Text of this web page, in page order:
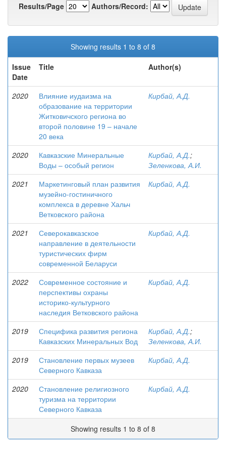
Results/Page
Authors/Record:
Showing results 1 to 8 of 8
Issue
Date
Title Author(s)
2020
Влияние иудаизма на
образование на территории
Житковичского региона во
второй половине 19 – начале
20 века
Кирбай, А.Д.
2020
Кавказские Минеральные
Воды – особый регион
Кирбай, А.Д.;
Зеленкова, А.И.
2021
Маркетинговый план развития
музейно-гостиничного
комплекса в деревне Хальч
Ветковского района
Кирбай, А.Д.
2021
Северокавказское
направление в деятельности
туристических фирм
современной Беларуси
Кирбай, А.Д.
2022
Современное состояние и
перспективы охраны
историко-культурного
наследия Ветковского района
Кирбай, А.Д.
2019
Специфика развития региона
Кавказских Минеральных Вод
Кирбай, А.Д.;
Зеленкова, А.И.
2019
Становление первых музеев
Северного Кавказа
Кирбай, А.Д.
2020
Становление религиозного
туризма на территории
Северного Кавказа
Кирбай, А.Д.
Showing results 1 to 8 of 8